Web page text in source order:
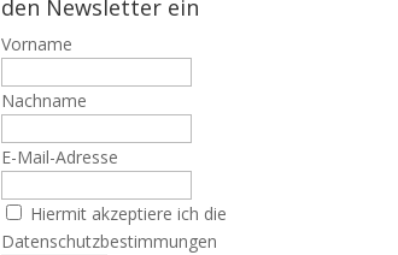
den Newsletter ein
Vorname
Nachname
E-Mail-Adresse
Hiermit akzeptiere ich die
Datenschutzbestimmungen